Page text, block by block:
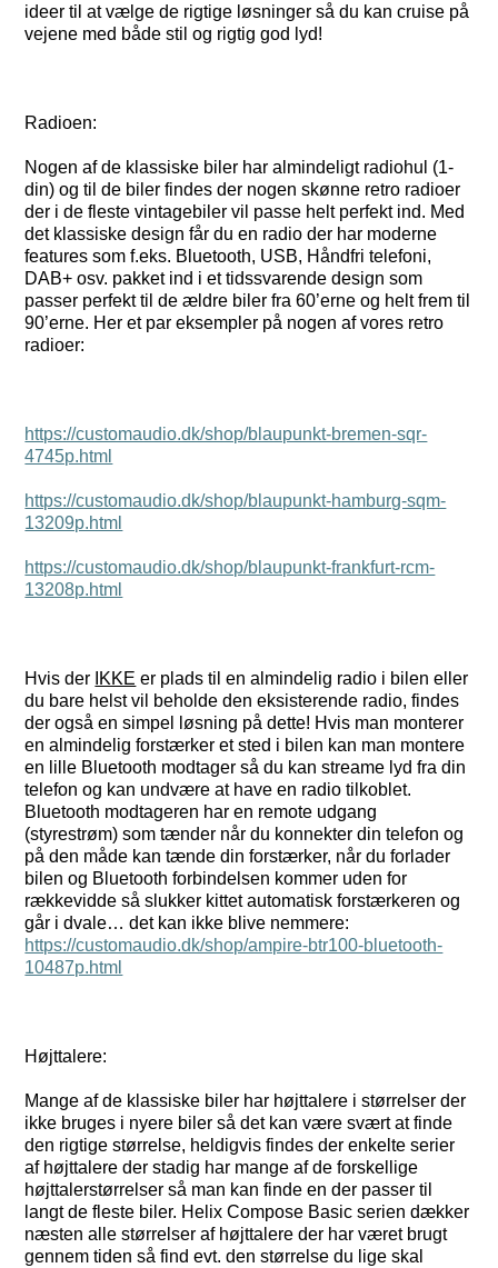
ideer til at vælge de rigtige løsninger så du kan cruise på
vejene med både stil og rigtig god lyd!
Radioen:
Nogen af de klassiske biler har almindeligt radiohul (1-
din) og til de biler findes der nogen skønne retro radioer
der i de fleste vintagebiler vil passe helt perfekt ind. Med
det klassiske design får du en radio der har moderne
features som f.eks. Bluetooth, USB, Håndfri telefoni,
DAB+ osv. pakket ind i et tidssvarende design som
passer perfekt til de ældre biler fra 60’erne og helt frem til
90’erne. Her et par eksempler på nogen af vores retro
radioer:
https://customaudio.dk/shop/blaupunkt-bremen-sqr-
4745p.html
https://customaudio.dk/shop/blaupunkt-hamburg-sqm-
13209p.html
https://customaudio.dk/shop/blaupunkt-frankfurt-rcm-
13208p.html
Hvis der IKKE er plads til en almindelig radio i bilen eller
du bare helst vil beholde den eksisterende radio, findes
der også en simpel løsning på dette! Hvis man monterer
en almindelig forstærker et sted i bilen kan man montere
en lille Bluetooth modtager så du kan streame lyd fra din
telefon og kan undvære at have en radio tilkoblet.
Bluetooth modtageren har en remote udgang
(styrestrøm) som tænder når du konnekter din telefon og
på den måde kan tænde din forstærker, når du forlader
bilen og Bluetooth forbindelsen kommer uden for
rækkevidde så slukker kittet automatisk forstærkeren og
går i dvale… det kan ikke blive nemmere:
https://customaudio.dk/shop/ampire-btr100-bluetooth-
10487p.html
Højttalere:
Mange af de klassiske biler har højttalere i størrelser der
ikke bruges i nyere biler så det kan være svært at finde
den rigtige størrelse, heldigvis findes der enkelte serier
af højttalere der stadig har mange af de forskellige
højttalerstørrelser så man kan finde en der passer til
langt de fleste biler. Helix Compose Basic serien dækker
næsten alle størrelser af højttalere der har været brugt
gennem tiden så find evt. den størrelse du lige skal